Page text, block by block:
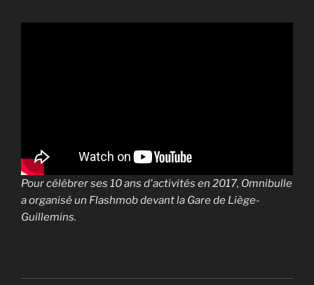
Pour célébrer ses 10 ans d'activités en 2017, Omnibulle
a organisé un Flashmob devant la Gare de Liège-
Guillemins.